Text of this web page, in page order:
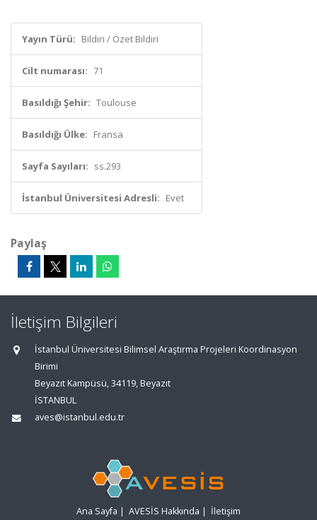
Yayın Türü: Bildiri / Özet Bildiri
Cilt numarası: 71
Basıldığı Şehir: Toulouse
Basıldığı Ülke: Fransa
Sayfa Sayıları: ss.293
İstanbul Üniversitesi Adresli: Evet
Paylaş
İletişim Bilgileri
İstanbul Üniversitesi Bilimsel Araştırma Projeleri Koordinasyon
Birimi
Beyazıt Kampüsü, 34119, Beyazıt
İSTANBUL
aves@istanbul.edu.tr
Ana Sayfa | AVESİS Hakkında | İletişim